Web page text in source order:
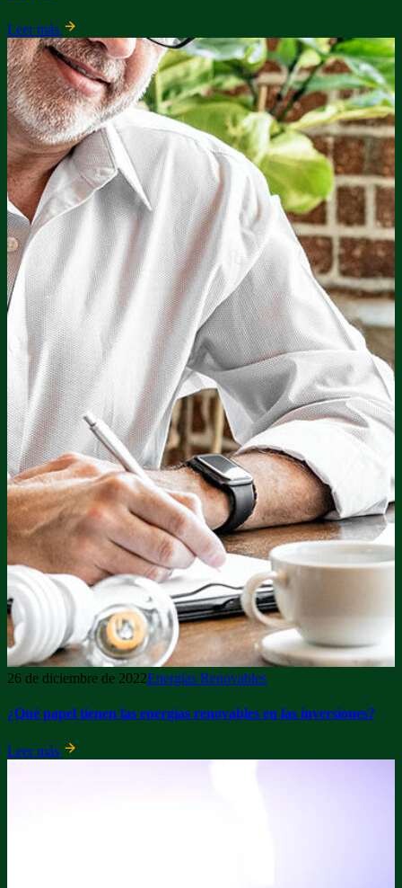
Leer más
26 de diciembre de 2022Energías Renovables
¿Qué papel tienen las energías renovables en las inversiones?
Leer más